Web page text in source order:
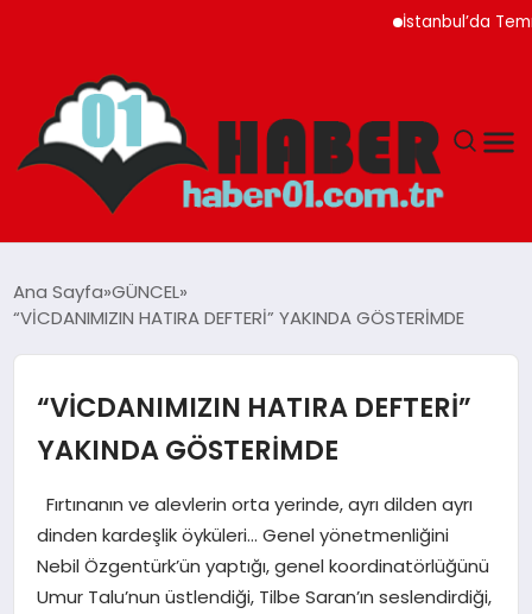
İstanbul’da Temmuz
YAŞAM
GÜNDEM
Ana Sayfa GÜNCEL
“VİCDANIMIZIN HATIRA DEFTERİ” YAKINDA GÖSTERİMDE
“VİCDANIMIZIN HATIRA DEFTERİ”
YAKINDA GÖSTERİMDE
Fırtınanın ve alevlerin orta yerinde, ayrı dilden ayrı
dinden kardeşlik öyküleri… Genel yönetmenliğini
Nebil Özgentürk’ün yaptığı, genel koordinatörlüğünü
Umur Talu’nun üstlendiği, Tilbe Saran’ın seslendirdiği,